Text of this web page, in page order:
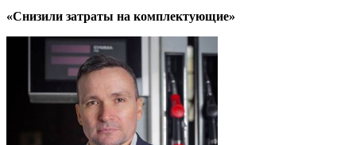
«Снизили затраты на комплектующие»